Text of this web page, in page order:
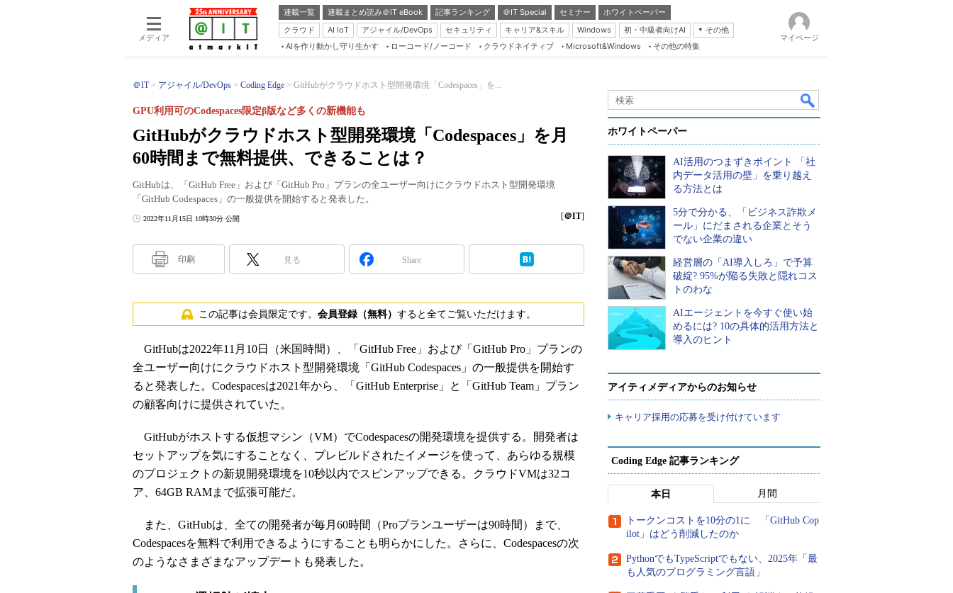
メディア
連載一覧 連載まとめ読み＠IT eBook 記事ランキング ＠IT Special セミナー
ホワイトペーパー
クラウド
AI IoT アジャイル/DevOps セキュリティ キャリア&スキル Windows 初・中級者向けAI
その他
Server & Storage
Java Agile
Database Expert
Master of IP Network
Security & Trust
ブログ
AIを作り動かし守り生かす ローコード/ノーコード クラウドネイティブ Microsoft&Windows その他の特集
マイページ
＠IT アジャイル/DevOps Coding Edge GitHubがクラウドホスト型開発環境「Codespaces」を...
GitHubがクラウドホスト型開発環境「Codespaces」を月
60時間まで無料提供、できることは？
GPU利用可のCodespaces限定β版など多くの新機能も
GitHubは、「GitHub Free」および「GitHub Pro」プランの全ユーザー向けにクラウドホスト型開発環境
「GitHub Codespaces」の一般提供を開始すると発表した。
2022年11月15日 10時30分 公開 [＠IT]
印刷 見る Share
この記事は会員限定です。 会員登録（無料） すると全てご覧いただけます。
GitHubは2022年11月10日（米国時間）、「GitHub Free」および「GitHub Pro」プランの
全ユーザー向けにクラウドホスト型開発環境「GitHub Codespaces」の一般提供を開始す
ると発表した。Codespacesは2021年から、「GitHub Enterprise」と「GitHub Team」プラン
の顧客向けに提供されていた。
GitHubがホストする仮想マシン（VM）でCodespacesの開発環境を提供する。開発者は
セットアップを気にすることなく、プレビルドされたイメージを使って、あらゆる規模
のプロジェクトの新規開発環境を10秒以内でスピンアップできる。クラウドVMは32コ
ア、64GB RAMまで拡張可能だ。
また、GitHubは、全ての開発者が毎月60時間（Proプランユーザーは90時間）まで、
Codespacesを無料で利用できるようにすることも明らかにした。さらに、Codespacesの次
のようなさまざまなアップデートも発表した。
ホワイトペーパー
AI活用のつまずきポイント 「社
内データ活用の壁」を乗り越え
る方法とは
5分で分かる、「ビジネス詐欺メ
ール」にだまされる企業とそう
でない企業の違い
経営層の「AI導入しろ」で予算
破綻? 95%が陥る失敗と隠れコス
トのわな
AIエージェントを今すぐ使い始
めるには? 10の具体的活用方法と
導入のヒント
アイティメディアからのお知らせ
キャリア採用の応募を受け付けています
Coding Edge 記事ランキング
本日 月間
トークンコストを10分の1に 「GitHub Cop
ilot」はどう削減したのか
PythonでもTypeScriptでもない、2025年「最
も人気のプログラミング言語」